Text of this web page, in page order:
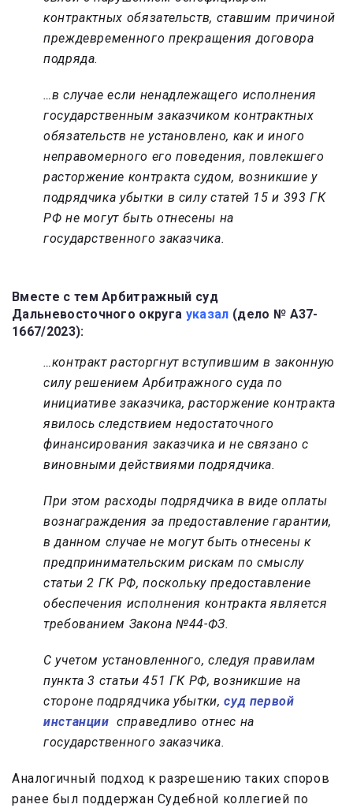
контрактных обязательств, ставшим причиной
преждевременного прекращения договора
подряда.
…в случае если ненадлежащего исполнения
государственным заказчиком контрактных
обязательств не установлено, как и иного
неправомерного его поведения, повлекшего
расторжение контракта судом, возникшие у
подрядчика убытки в силу статей 15 и 393 ГК
РФ не могут быть отнесены на
государственного заказчика.
Вместе с тем Арбитражный суд
Дальневосточного округа указал (дело № А37-
1667/2023):
…контракт расторгнут вступившим в законную
силу решением Арбитражного суда по
инициативе заказчика, расторжение контракта
явилось следствием недостаточного
финансирования заказчика и не связано с
виновными действиями подрядчика.
При этом расходы подрядчика в виде оплаты
вознаграждения за предоставление гарантии,
в данном случае не могут быть отнесены к
предпринимательским рискам по смыслу
статьи 2 ГК РФ, поскольку предоставление
обеспечения исполнения контракта является
требованием Закона №44-ФЗ.
С учетом установленного, следуя правилам
пункта 3 статьи 451 ГК РФ, возникшие на
стороне подрядчика убытки,суд первой
инстанции справедливо отнес на
государственного заказчика.
Аналогичный подход к разрешению таких споров
ранее был поддержан Судебной коллегией по